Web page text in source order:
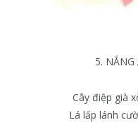
5. NẮNG
Cây điệp già
Lá lấp lánh